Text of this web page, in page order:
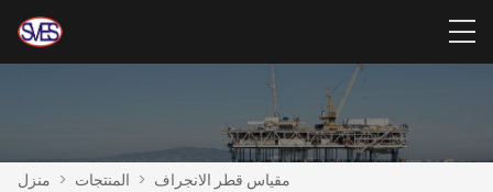
منزل > المنتجات > مقياس قطر الانجراف